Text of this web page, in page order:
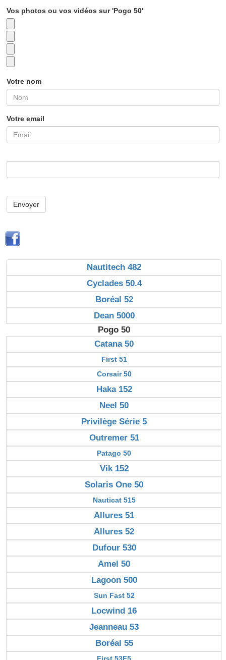
Vos photos ou vos vidéos sur 'Pogo 50'
Votre nom
Votre email
Envoyer
Nautitech 482
Cyclades 50.4
Boréal 52
Dean 5000
Pogo 50
Catana 50
First 51
Corsair 50
Haka 152
Neel 50
Privilège Série 5
Outremer 51
Patago 50
Vik 152
Solaris One 50
Nauticat 515
Allures 51
Allures 52
Dufour 530
Amel 50
Lagoon 500
Sun Fast 52
Locwind 16
Jeanneau 53
Boréal 55